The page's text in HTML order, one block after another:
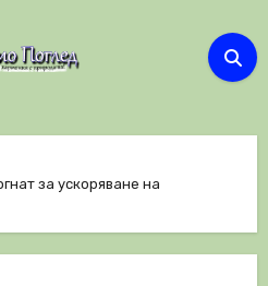
за ускоряване на